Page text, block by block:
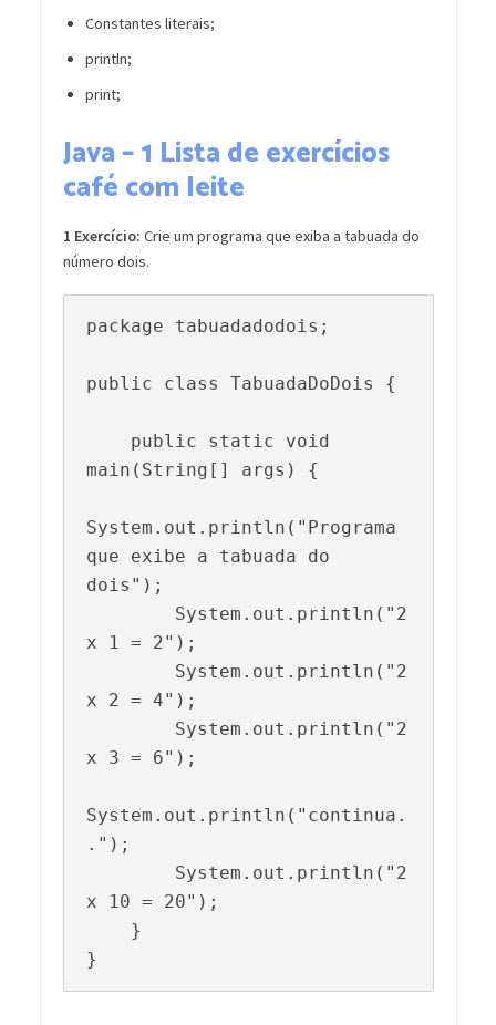
Constantes literais;
println;
print;
Java – 1 Lista de exercícios
café com leite
1 Exercício: Crie um programa que exiba a tabuada do
número dois.
package tabuadadodois;
public class TabuadaDoDois {
main(String[] args) {
System.out.println("Programa
que exibe a tabuada do
dois");
x 1 = 2");
x 2 = 4");
x 3 = 6");
System.out.println("continua.
.");
x 10 = 20");
}